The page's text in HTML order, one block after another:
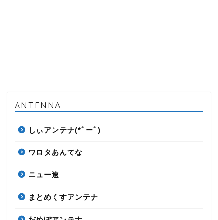
ANTENNA
しぃアンテナ(*ﾟーﾟ)
ワロタあんてな
ニュー速
まとめくすアンテナ